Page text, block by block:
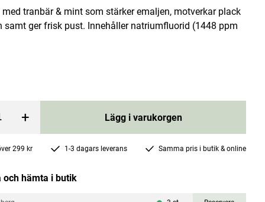
tranbär & mint som stärker emaljen, motverkar plack
samt ger frisk pust. Innehåller natriumfluorid (1448 ppm
+ Lägg i varukorgen
299 kr 1-3 dagars leverans Samma pris i butik & online
och hämta i butik